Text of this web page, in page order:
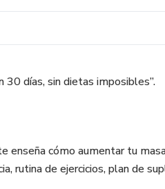
30 días, sin dietas imposibles”.
enseña cómo aumentar tu
rutina de ejercicios, plan de